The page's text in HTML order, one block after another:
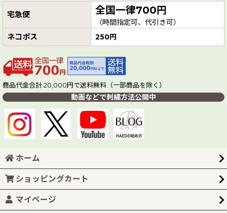
宅急便 全国一律700円
（時間指定可、代引き可）
ネコポス 250円
商品代金合計 20,000円で送料無料（一部商品を除く）
動画などで刺繍方法公開中
ホーム
ショッピングカート
マイページ